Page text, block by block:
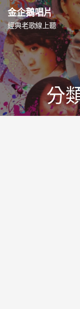
跳
至
主
要
內
容
金企鵝唱片
經典老歌線上聽
分